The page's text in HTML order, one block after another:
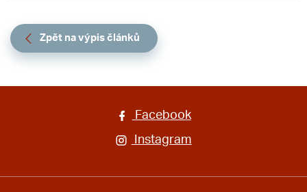
Zpět na výpis článků
Facebook
Instagram